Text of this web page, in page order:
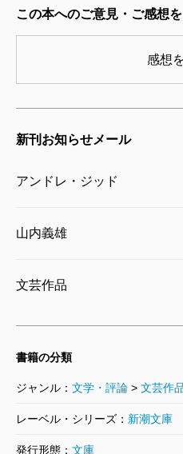
この本へのご意見・ご感想
感想
新刊お知らせメール
アンドレ・ジッド
山内義雄
文芸作品
書籍の分類
ジャンル： 文学・評論 > 文芸作
レーベル・シリーズ： 新潮文庫
発行形態： 文庫